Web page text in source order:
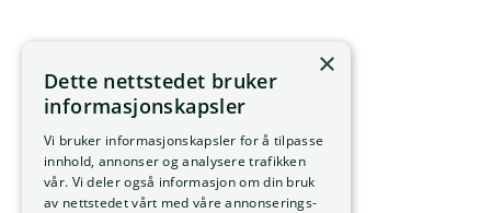
×
Dette nettstedet bruker
informasjonskapsler
Vi bruker informasjonskapsler for å tilpasse
innhold, annonser og analysere trafikken
vår. Vi deler også informasjon om din bruk
av nettstedet vårt med våre annonserings-